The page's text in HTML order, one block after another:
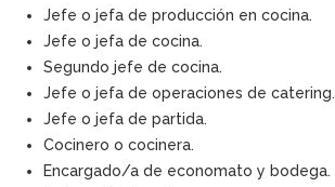
Jefe o jefa de producción en cocina.
Jefe o jefa de cocina.
Segundo jefe de cocina.
Jefe o jefa de operaciones de catering.
Jefe o jefa de partida.
Cocinero o cocinera.
Encargado/a de economato y bodega.